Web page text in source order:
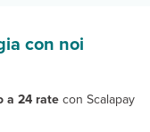
con noi
a 24 rate con Scalapay